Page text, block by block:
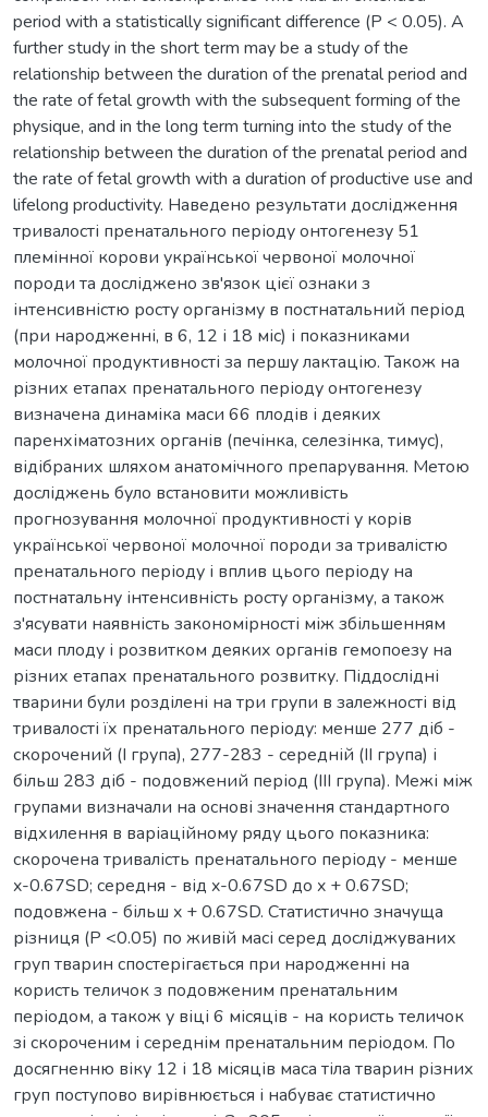
period with a statistically significant difference (P < 0.05). A
further study in the short term may be a study of the
relationship between the duration of the prenatal period and
the rate of fetal growth with the subsequent forming of the
physique, and in the long term turning into the study of the
relationship between the duration of the prenatal period and
the rate of fetal growth with a duration of productive use and
lifelong productivity. Наведено результати дослідження
тривалості пренатального періоду онтогенезу 51
племінної корови української червоної молочної
породи та досліджено зв'язок цієї ознаки з
інтенсивністю росту організму в постнатальний період
(при народженні, в 6, 12 і 18 міс) і показниками
молочної продуктивності за першу лактацію. Також на
різних етапах пренатального періоду онтогенезу
визначена динаміка маси 66 плодів і деяких
паренхіматозних органів (печінка, селезінка, тимус),
відібраних шляхом анатомічного препарування. Метою
досліджень було встановити можливість
прогнозування молочної продуктивності у корів
української червоної молочної породи за тривалістю
пренатального періоду і вплив цього періоду на
постнатальну інтенсивність росту організму, а також
з'ясувати наявність закономірності між збільшенням
маси плоду і розвитком деяких органів гемопоезу на
різних етапах пренатального розвитку. Піддослідні
тварини були розділені на три групи в залежності від
тривалості їх пренатального періоду: менше 277 діб -
скорочений (I група), 277-283 - середній (II група) і
більш 283 діб - подовжений період (III група). Межі між
групами визначали на основі значення стандартного
відхилення в варіаційному ряду цього показника:
скорочена тривалість пренатального періоду - менше
x-0.67SD; середня - від x-0.67SD до x + 0.67SD;
подовжена - більш x + 0.67SD. Статистично значуща
різниця (P <0.05) по живій масі серед досліджуваних
груп тварин спостерігається при народженні на
користь теличок з подовженим пренатальним
періодом, а також у віці 6 місяців - на користь теличок
зі скороченим і середнім пренатальним періодом. По
досягненню віку 12 і 18 місяців маса тіла тварин різних
груп поступово вирівнюється і набуває статистично